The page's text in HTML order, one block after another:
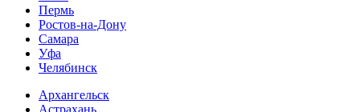
Пермь
Ростов-на-Дону
Самара
Уфа
Челябинск
Архангельск
Астрахань